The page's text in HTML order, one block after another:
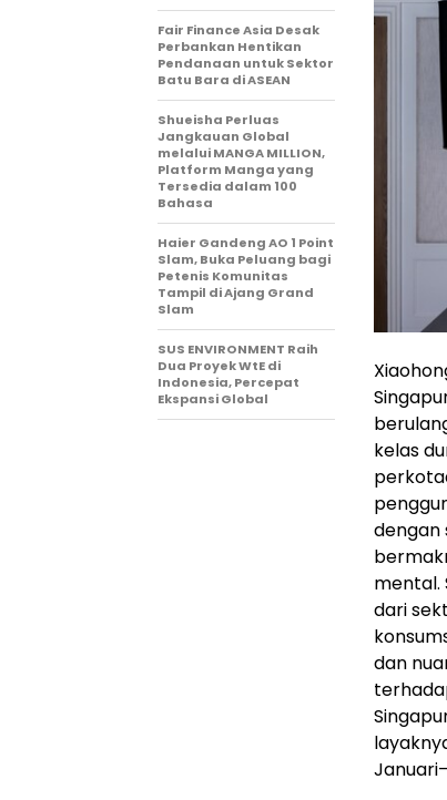
kelas
dengan
mental.
dari
dan
Fair Finance Asia Desak
Perbankan Hentikan
Pendanaan untuk Sektor
Batu Bara di ASEAN
Shueisha Perluas
Jangkauan Global
melalui MANGA MILLION,
Platform Manga yang
Tersedia dalam 100
Bahasa
Haier Gandeng AO 1 Point
Slam, Buka Peluang bagi
Petenis Komunitas
Tampil di Ajang Grand
Slam
SUS ENVIRONMENT Raih
Dua Proyek WtE di
Indonesia, Percepat
Ekspansi Global